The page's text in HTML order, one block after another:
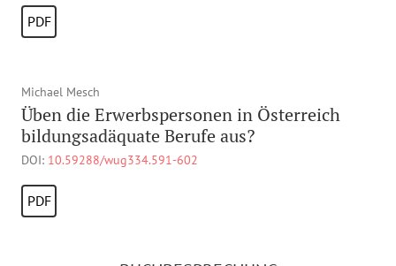
PDF
Michael Mesch
Üben die Erwerbspersonen in Österreich
bildungsadäquate Berufe aus?
DOI: 10.59288/wug334.591-602
PDF